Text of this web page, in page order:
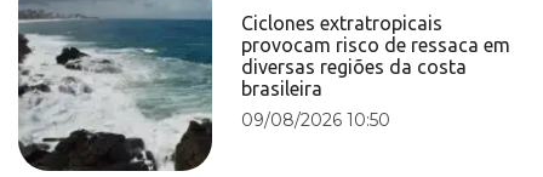
Ciclones extratropicais
provocam risco de ressaca em
diversas regiões da costa
brasileira
09/08/2026 10:50